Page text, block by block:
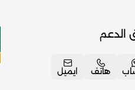
الدعم
هاتف ايميل